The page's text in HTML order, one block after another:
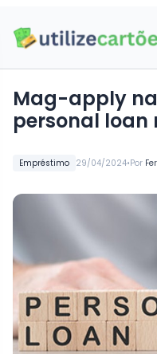
Empréstimo 29/04/2024•Por
Mag-apply
personal loan